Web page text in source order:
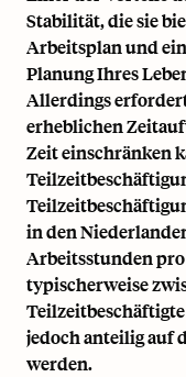
Stabilität, die sie
Arbeitsplan und
Planung Ihres
Allerdings
erheblichen
Zeit einschränken
in den
Arbeitsstunden pro
typischerweise
jedoch anteilig auf
werden.